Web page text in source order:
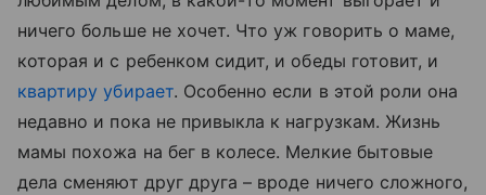
ничего больше не хочет. Что уж говорить о маме,
которая и с ребенком сидит, и обеды готовит, и
квартиру убирает. Особенно если в этой роли она
недавно и пока не привыкла к нагрузкам. Жизнь
мамы похожа на бег в колесе. Мелкие бытовые
дела сменяют друг друга – вроде ничего сложного,